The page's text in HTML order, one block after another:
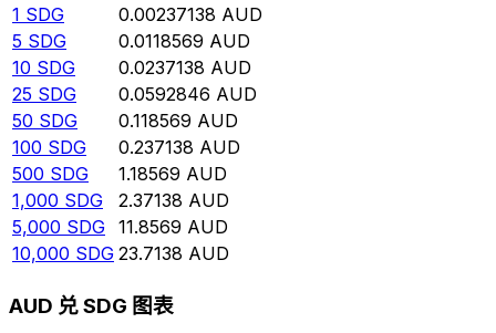
1 SDG 0.00237138 AUD
5 SDG 0.0118569 AUD
10 SDG 0.0237138 AUD
25 SDG 0.0592846 AUD
50 SDG 0.118569 AUD
100 SDG 0.237138 AUD
500 SDG 1.18569 AUD
1,000 SDG 2.37138 AUD
5,000 SDG 11.8569 AUD
10,000 SDG 23.7138 AUD
AUD 兑 SDG 图表